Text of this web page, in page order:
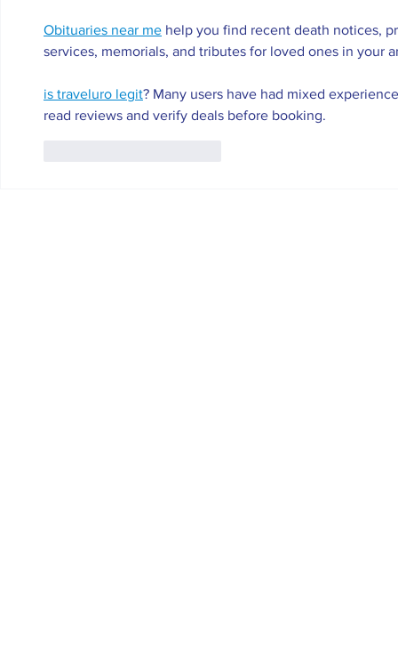
Obituaries near me help you find recent death notices,
services, memorials, and tributes for loved ones in your
is traveluro legit? Many users have had mixed
read reviews and verify deals before booking.